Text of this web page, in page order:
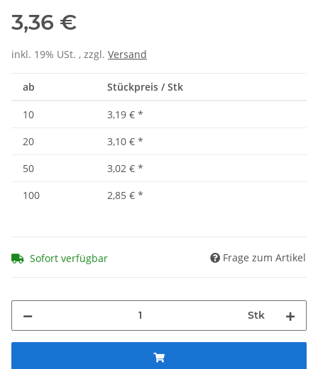
3,36 €
inkl. 19% USt. , zzgl. Versand
ab Stückpreis / Stk
10 3,19 € *
20
3,10 € *
50
3,02 € *
100
2,85 € *
Sofort verfügbar Frage zum Artikel
Stk